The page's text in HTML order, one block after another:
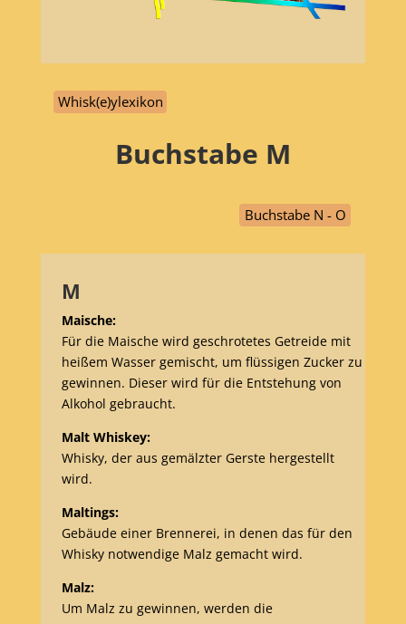
Whisk(e)ylexikon
Buchstabe M
Buchstabe N - O
M
Maische:
Für die Maische wird geschrotetes Getreide mit
heißem Wasser gemischt, um flüssigen Zucker zu
gewinnen. Dieser wird für die Entstehung von
Alkohol gebraucht.
Malt Whiskey:
Whisky, der aus gemälzter Gerste hergestellt
wird.
Maltings:
Gebäude einer Brennerei, in denen das für den
Whisky notwendige Malz gemacht wird.
Malz:
Um Malz zu gewinnen, werden die